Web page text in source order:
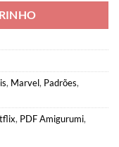
, Marvel, Padrões,
, PDF Amigurumi,